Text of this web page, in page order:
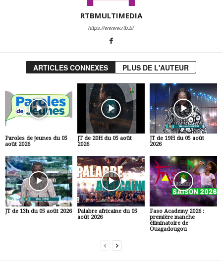
RTBMULTIMEDIA
https://wwww.rtb.bf
ARTICLES CONNEXES PLUS DE L'AUTEUR
Paroles de jeunes du 05
août 2026
JT de 20H du 05 août
2026
JT de 19H du 05 août
2026
JT de 13h du 05 août 2026
Palabre africaine du 05
août 2026
Faso Academy 2026 :
première manche
éliminatoire de
Ouagadougou